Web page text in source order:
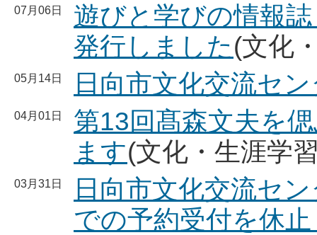
07月06日
遊びと学びの情報
発行しました(文化
05月14日 日向市文化交流セ
04月01日
第13回髙森文夫を
ます(文化・生涯学
03月31日
日向市文化交流セ
での予約受付を休